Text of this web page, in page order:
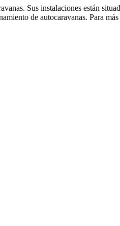
Sus instalaciones están
de autocaravanas. Para